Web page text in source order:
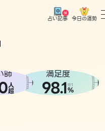
占い記事 今日の運勢
師
人
超
満足度
98.1※1
%